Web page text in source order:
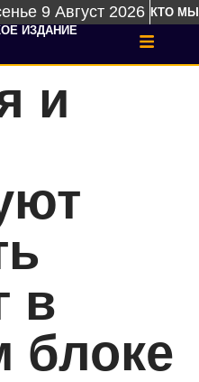
9 Август 2026 КТО МЫ
ИЗДАНИЕ
и
в
блоке